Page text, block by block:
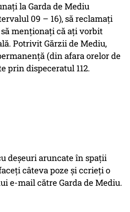
la Garda de Mediu
09 – 16), să reclamați
menționați că ați vorbit
Potrivit Gărzii de Mediu,
(din afara orelor de
prin dispeceratul 112.
deșeuri aruncate în spații
câteva poze și ccrieți o
e-mail către Garda de Mediu.